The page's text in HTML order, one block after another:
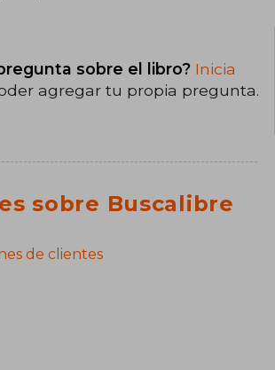
sobre el libro? Inicia
agregar tu propia pregunta.
sobre Buscalibre
de clientes